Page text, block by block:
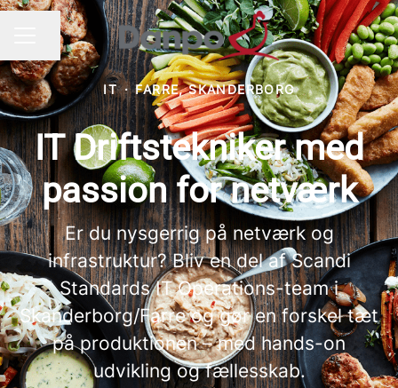
KARRIEREMENU
Del side
IT · FARRE, SKANDERBORG
IT Driftstekniker med
passion for netværk
Er du nysgerrig på netværk og
infrastruktur? Bliv en del af Scandi
Standards IT Operations-team i
Skanderborg/Farre og gør en forskel tæt
på produktionen – med hands-on
udvikling og fællesskab.